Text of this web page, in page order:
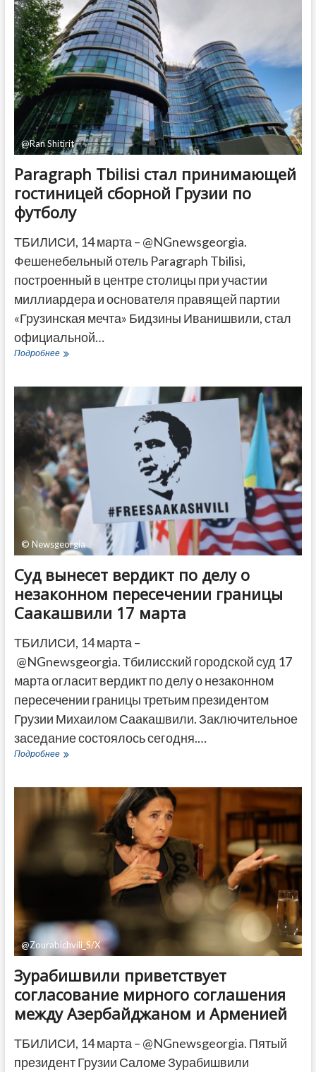
центральный
офис
в
Тбилиси
@Ran Shitirit
Paragraph Tbilisi стал принимающей
гостиницей сборной Грузии по
футболу
ТБИЛИСИ, 14 марта – @NGnewsgeorgia.
Фешенебельный отель Paragraph Tbilisi,
построенный в центре столицы при участии
миллиардера и основателя правящей партии
«Грузинская мечта» Бидзины Иванишвили, стал
официальной…
ПодробнееParagraph
принимающей
сборной
Грузии
по
футболу
© Newsgeorgia
Суд вынесет вердикт по делу о
незаконном пересечении границы
Саакашвили 17 марта
ТБИЛИСИ, 14 марта –
@NGnewsgeorgia. Тбилисский городской суд 17
марта огласит вердикт по делу о незаконном
пересечении границы третьим президентом
Грузии Михаилом Саакашвили. Заключительное
заседание состоялось сегодня.…
ПодробнееСуд
по
делу
о
незаконном
Саакашвили
@Zourabichvili_S/X
Зурабишвили приветствует
согласование мирного соглашения
между Азербайджаном и Арменией
ТБИЛИСИ, 14 марта – @NGnewsgeorgia. Пятый
президент Грузии Саломе Зурабишвили